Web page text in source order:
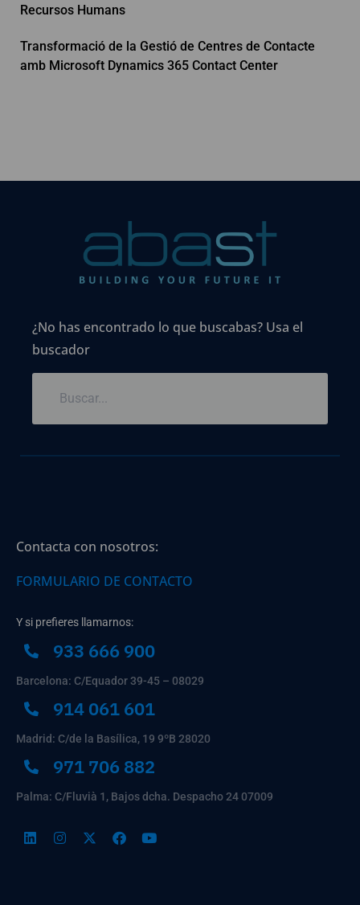
Recursos Humans
Transformació de la Gestió de Centres de Contacte
amb Microsoft Dynamics 365 Contact Center
¿No has encontrado lo que buscabas? Usa el
buscador
Contacta con nosotros:
FORMULARIO DE CONTACTO
Y si prefieres llamarnos:
933 666 900
Barcelona: C/Equador 39-45 – 08029
914 061 601
Madrid: C/de la Basílica, 19 9ºB 28020
971 706 882
Palma: C/Fluvià 1, Bajos dcha. Despacho 24 07009